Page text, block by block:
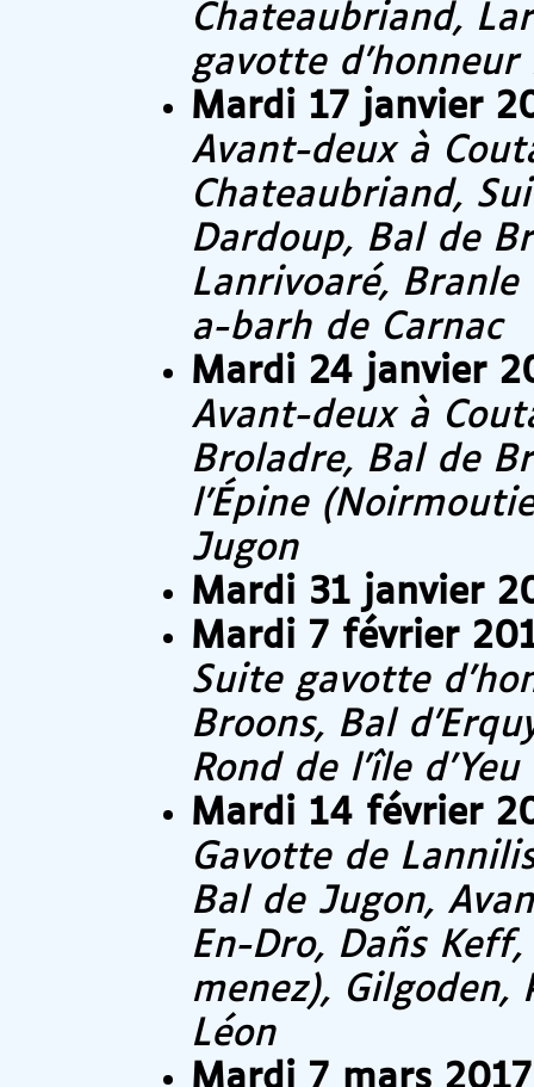
Chateaubriand,
gavotte d’honneur
Mardi 17 janvier
Avant-deux à
Chateaubriand,
Dardoup, Bal de
Lanrivoaré, Branle
a-barh de Carnac
Mardi 24 janvier
Avant-deux à
Broladre, Bal de
l’Épine
Jugon
Mardi 31 janvier
Mardi 7 février
Suite gavotte
Broons, Bal
Rond de l’île d’Yeu
Mardi 14 février
Gavotte de
Bal de Jugon,
En-Dro, Dañs
menez), Gilgoden,
Léon